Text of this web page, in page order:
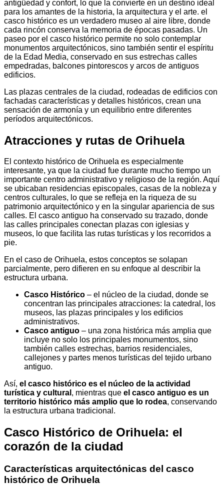
antigüedad y confort, lo que la convierte en un destino ideal
para los amantes de la historia, la arquitectura y el arte. el
casco histórico es un verdadero museo al aire libre, donde
cada rincón conserva la memoria de épocas pasadas. Un
paseo por el casco histórico permite no solo contemplar
monumentos arquitectónicos, sino también sentir el espíritu
de la Edad Media, conservado en sus estrechas calles
empedradas, balcones pintorescos y arcos de antiguos
edificios.
Las plazas centrales de la ciudad, rodeadas de edificios con
fachadas características y detalles históricos, crean una
sensación de armonía y un equilibrio entre diferentes
períodos arquitectónicos.
Atracciones y rutas de Orihuela
El contexto histórico de Orihuela es especialmente
interesante, ya que la ciudad fue durante mucho tiempo un
importante centro administrativo y religioso de la región. Aquí
se ubicaban residencias episcopales, casas de la nobleza y
centros culturales, lo que se refleja en la riqueza de su
patrimonio arquitectónico y en la singular apariencia de sus
calles. El casco antiguo ha conservado su trazado, donde
las calles principales conectan plazas con iglesias y
museos, lo que facilita las rutas turísticas y los recorridos a
pie.
En el caso de Orihuela, estos conceptos se solapan
parcialmente, pero difieren en su enfoque al describir la
estructura urbana.
Casco Histórico – el núcleo de la ciudad, donde se
concentran las principales atracciones: la catedral, los
museos, las plazas principales y los edificios
administrativos.
Casco antiguo – una zona histórica más amplia que
incluye no solo los principales monumentos, sino
también calles estrechas, barrios residenciales,
callejones y partes menos turísticas del tejido urbano
antiguo.
Así, el casco histórico es el núcleo de la actividad
turística y cultural , mientras que el casco antiguo es un
territorio histórico más amplio que lo rodea, conservando
la estructura urbana tradicional.
Casco Histórico de Orihuela: el
corazón de la ciudad
Características arquitectónicas del casco
histórico de Orihuela